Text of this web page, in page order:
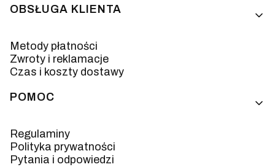
OBSŁUGA KLIENTA
Metody płatności
Zwroty i reklamacje
Czas i koszty dostawy
POMOC
Regulaminy
Polityka prywatności
Pytania i odpowiedzi